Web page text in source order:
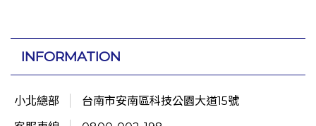
INFORMATION
小北總部
台南市安南區科技公園大道15號